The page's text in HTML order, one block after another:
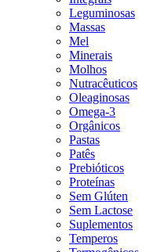
Leguminosas
Massas
Mel
Minerais
Molhos
Nutracêuticos
Oleaginosas
Omega-3
Orgânicos
Pastas
Patês
Prebióticos
Proteínas
Sem Glúten
Sem Lactose
Suplementos
Temperos